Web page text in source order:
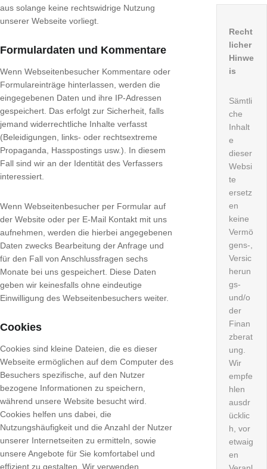
aus solange keine rechtswidrige Nutzung
unserer Webseite vorliegt.
Formulardaten und Kommentare
Wenn Webseitenbesucher Kommentare oder
Formulareinträge hinterlassen, werden die
eingegebenen Daten und ihre IP-Adressen
gespeichert. Das erfolgt zur Sicherheit, falls
jemand widerrechtliche Inhalte verfasst
(Beleidigungen, links- oder rechtsextreme
Propaganda, Hasspostings usw.). In diesem
Fall sind wir an der Identität des Verfassers
interessiert.
Wenn Webseitenbesucher per Formular auf
der Website oder per E-Mail Kontakt mit uns
aufnehmen, werden die hierbei angegebenen
Daten zwecks Bearbeitung der Anfrage und
für den Fall von Anschlussfragen sechs
Monate bei uns gespeichert. Diese Daten
geben wir keinesfalls ohne eindeutige
Einwilligung des Webseitenbesuchers weiter.
Cookies
Cookies sind kleine Dateien, die es dieser
Webseite ermöglichen auf dem Computer des
Besuchers spezifische, auf den Nutzer
bezogene Informationen zu speichern,
während unsere Website besucht wird.
Cookies helfen uns dabei, die
Nutzungshäufigkeit und die Anzahl der Nutzer
unserer Internetseiten zu ermitteln, sowie
unsere Angebote für Sie komfortabel und
effizient zu gestalten. Wir verwenden
Recht
licher
Hinwe
is
Sämtli
che
Inhalt
e
dieser
Websi
te
ersetz
en
keine
Vermö
gens-,
Versic
herun
gs-
und/o
der
Finan
zberat
ung.
Wir
empfe
hlen
ausdr
ücklic
h, vor
etwaig
en